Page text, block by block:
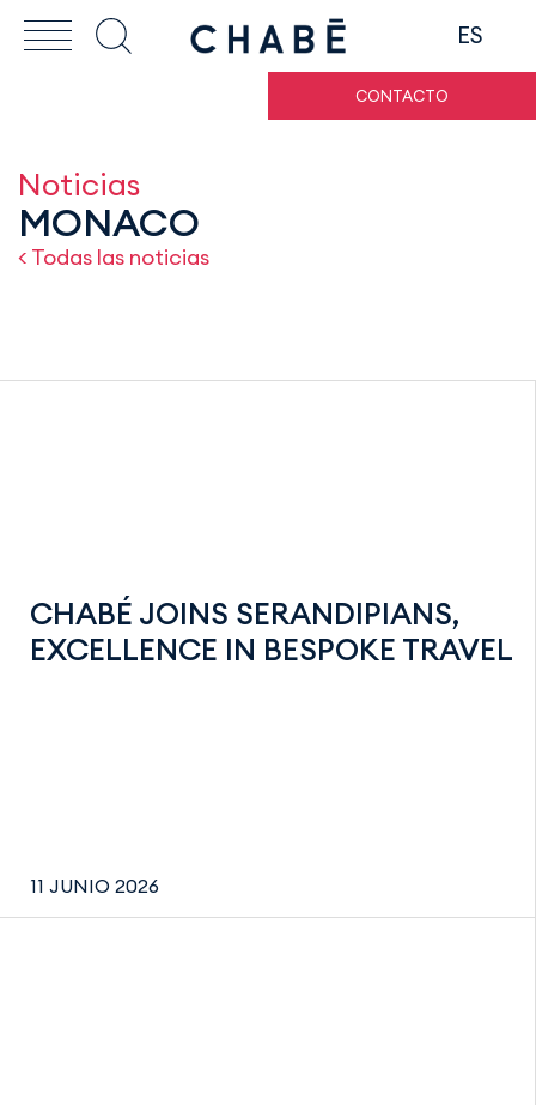
ES
CONTACTO
Noticias
MONACO
< Todas las noticias
CHABÉ JOINS SERANDIPIANS,
EXCELLENCE IN BESPOKE TRAVEL
11 JUNIO 2026